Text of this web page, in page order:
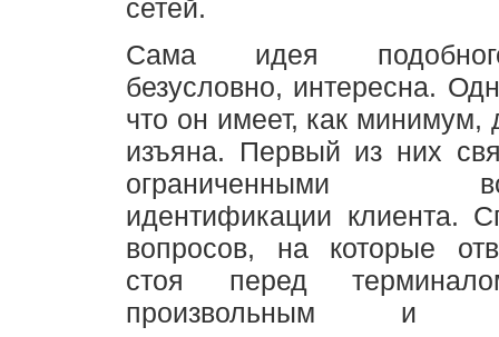
сетей.
Сама идея
безусловно, интересна.
что он имеет, как минимум,
изъяна. Первый из них
ограниченными
идентификации клиента.
вопросов, на которые
стоя перед
произвольным и